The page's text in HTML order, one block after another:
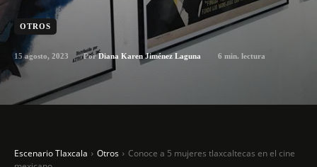
OTROS
15 agosto, 2023 Por Diana Karen Jiménez Laguna 6 min. lectura
Escenario Tlaxcala Otros
Conoce a 5 mujeres tlaxcaltecas en el cine